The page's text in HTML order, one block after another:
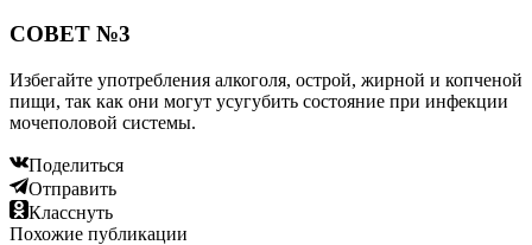
СОВЕТ №3
Избегайте употребления алкоголя, острой, жирной и копченой
пищи, так как они могут усугубить состояние при инфекции
мочеполовой системы.
Поделиться
Отправить
Класснуть
Похожие публикации